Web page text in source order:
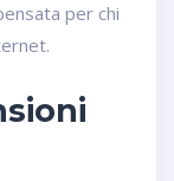
per chi